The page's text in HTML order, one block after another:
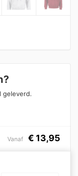
geleverd.
Vanaf € 13,95